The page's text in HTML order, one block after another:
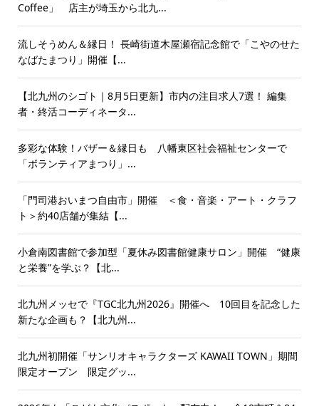
Coffee」 店主が埼玉から北九...
流しそうめん＆縁日！ 長崎街道木屋瀬宿記念館で「こやのせた
なばたまつり」開催【...
【北九州のシゴト｜8月5日更新】市内の注目求人7選！ 編集
者・終活コーディネータ...
多彩な体験！バザー＆縁日も 八幡東区社会福祉センターで
「ボランティアまつり」...
「門司港おいまつ自由市」開催 ＜食・音楽・アート・クラフ
ト＞約40店舗が集結【...
小倉南図書館で参加型「夏休み図書館健康サロン」開催 “健康
と栄養”を学ぶ？【北...
北九州メッセで『TGC北九州2026』開催へ 10回目を記念した
新たな企画も？【北九州...
北九州初開催「サンリオキャラクターズ KAWAII TOWN」期間
限定オープン 限定グッ...